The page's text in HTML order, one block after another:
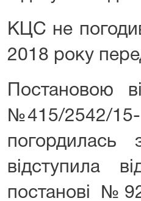
КЦС не
2018 року
Постановою
№415/2542/
відступила
постанові